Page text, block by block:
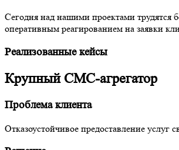
Сегодня над нашими проектами трудятся
оперативным реагированием на заявки
Реализованные кейсы
Крупный СМС-агрегатор
Проблема клиента
Отказоустойчивое предоставление услуг